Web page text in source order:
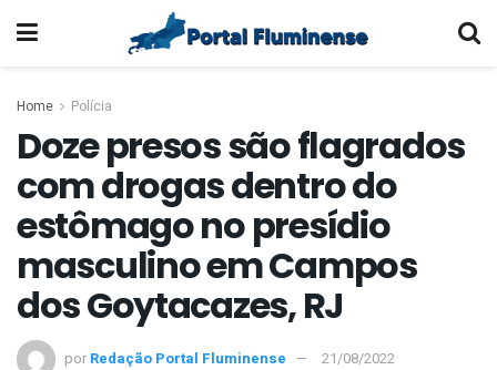
Home Polícia
Doze presos são flagrados
com drogas dentro do
estômago no presídio
masculino em Campos
dos Goytacazes, RJ
por Redação Portal Fluminense 21/08/2022